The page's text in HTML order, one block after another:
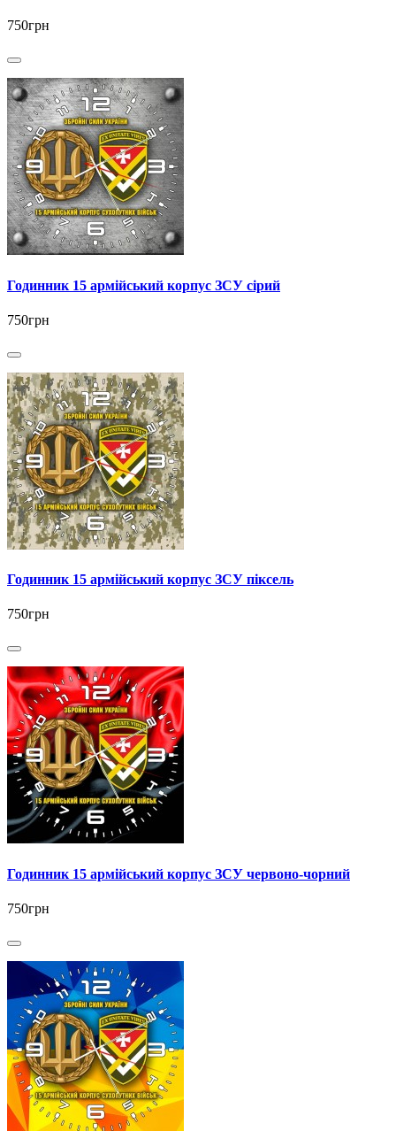
750грн
Годинник 15 армійський корпус ЗСУ сірий
750грн
Годинник 15 армійський корпус ЗСУ піксель
750грн
Годинник 15 армійський корпус ЗСУ червоно-чорний
750грн